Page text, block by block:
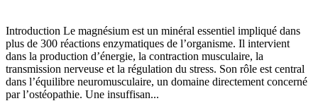
Introduction Le magnésium est un minéral essentiel impliqué dans
plus de 300 réactions enzymatiques de l’organisme. Il intervient
dans la production d’énergie, la contraction musculaire, la
transmission nerveuse et la régulation du stress. Son rôle est central
dans l’équilibre neuromusculaire, un domaine directement concerné
par l’ostéopathie. Une insuffisan...